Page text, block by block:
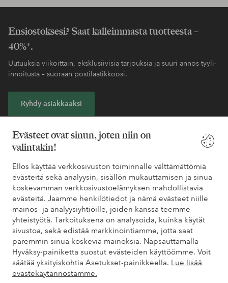
Evästeet ovat sinun, joten niin on
valintakin!
Ellos käyttää verkkosivuston toiminnalle välttämättömiä
evästeitä sekä analyysin, sisällön mukauttamisen ja sinua
koskevamman verkkosivustoelämyksen mahdollistavia
evästeitä. Jaamme henkilötiedot ja nämä evästeet niille
mainos- ja analyysiyhtiöille, joiden kanssa teemme
yhteistyötä. Tarkoituksena on analysoida, kuinka käytät
sivustoa, sekä edistää markkinointiamme, jotta saat
paremmin sinua koskevia mainoksia. Napsauttamalla
Hyväksy-painiketta suostut evästeiden käyttöömme. Voit
säätää yksityiskohtia Asetukset-painikkeella. Lue lisää
evästekäytännöstämme.
Ensiostoksesi? Saat kalleimmasta tuotteesta –
40%*.
Uutuuksia viikoittain, eksklusiivisia tarjouksia ja suuri annos tyyli-
innoitusta – suoraan postilaatikkoosi.
Ryhdy asiakkaaksi
Tarvitsetko apua?
Löydät vastaukset useimmin kysyttyihin kysymyksiin usein
kysytyistä kysymyksistä. Löydät myös tietoa siitä, miten voit ottaa
meihin yhteyttä.
Asiakaspalvelu Tilaukset Maksutavat
Omat sivut